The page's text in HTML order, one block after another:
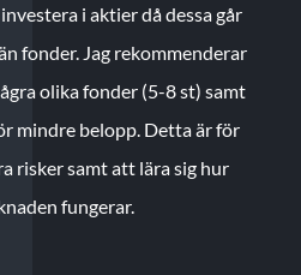
i aktier då dessa går
fonder. Jag rekommenderar
olika fonder (5-8 st) samt
mindre belopp. Detta är för
risker samt att lära sig hur
fungerar.